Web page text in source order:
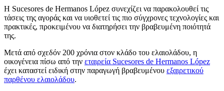
Η Sucesores de Hermanos López συνεχίζει να παρακολουθεί τις
τάσεις της αγοράς και να υιοθετεί τις πιο σύγχρονες τεχνολογίες και
πρακτικές, προκειμένου να διατηρήσει την βραβευμένη ποιότητά
της.
Μετά από σχεδόν 200 χρόνια στον κλάδο του ελαιολάδου, η
οικογένεια πίσω από την εταιρεία Sucesores de Hermanos López
έχει καταστεί ειδική στην παραγωγή βραβευμένου εξαιρετικού
παρθένου ελαιολάδου.